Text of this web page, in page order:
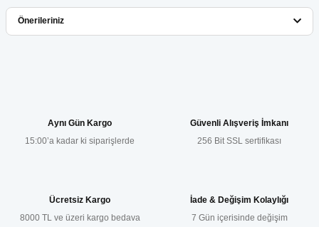
Bu ürüne ilk yorumu siz yapın!
Önerileriniz
Ürün resmi kalitesiz, bozuk veya görüntülenemiyor.
Ürün fiyatı diğer sitelerden daha pahalı.
Aynı Gün Kargo
15:00’a kadar ki siparişlerde
Güvenli Alışveriş İmkanı
256 Bit SSL sertifikası
Ücretsiz Kargo
8000 TL ve üzeri kargo bedava
İade & Değişim Kolaylığı
7 Gün içerisinde değişim